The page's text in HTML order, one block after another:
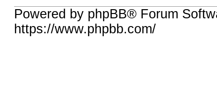
Powered by phpBB® Forum
https://www.phpbb.com/